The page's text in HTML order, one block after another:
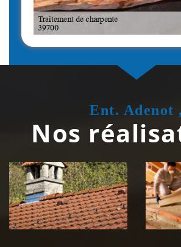
Ent. Adenot ,
Nos
Couvreur
zingueur 39
Jura